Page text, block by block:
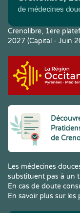
Crenolibre, 1ere
2027 (Capital - Juin
de
Les médecines
substituent pas à un
En cas de doute
En savoir plus sur